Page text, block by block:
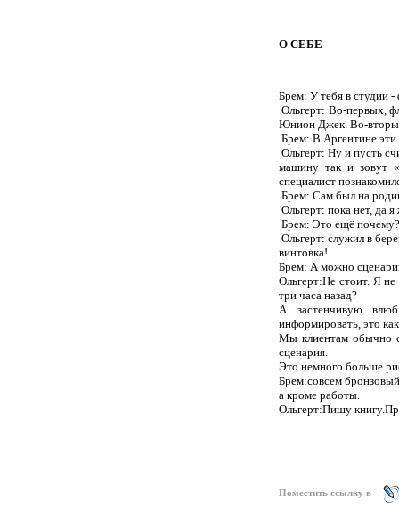
О СЕБЕ
Брем: У тебя в студии -
Ольгерт: Во-первых,
Юнион Джек. Во-
Брем: В Аргентине
Ольгерт: Ну и пусть
машину так и зовут
специалист
Брем: Сам был на
Ольгерт: пока нет, да
Брем: Это ещё почему?
Ольгерт: служил в
винтовка!
Брем: А можно
Ольгерт:Не стоит. Я
три часа назад?
А застенчивую
информировать, это
Мы клиентам обычно
сценария.
Это немного больше
Брем:совсем
а кроме работы.
Ольгерт:Пишу
Поместить ссылку в